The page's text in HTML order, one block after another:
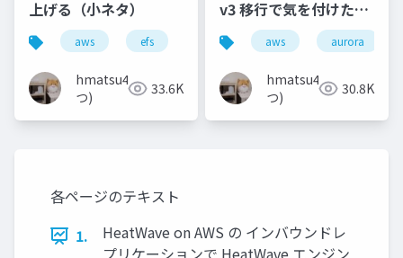
上げる（小ネタ）
aws efs jaws-ug
hmatsu47(ま
つ)
33.6K
v3 移行で気を付けたほ
うが良いこと（7 つ +
α）
aws aurora
hmatsu47(ま
つ)
30.8K
各ページのテキスト
1.
HeatWave on AWS の インバウンドレ